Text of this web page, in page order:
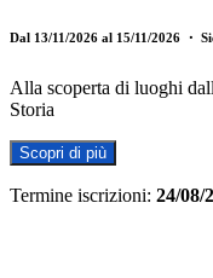
Dal 13/11/2026 al 15/11/2026 ・
Alla scoperta di luoghi
Storia
Scopri di più
Termine iscrizioni: 24/08/